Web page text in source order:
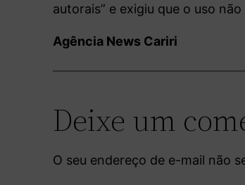
autorais” e exigiu que o uso
Agência News Cariri
Deixe um
O seu endereço de e-mail não